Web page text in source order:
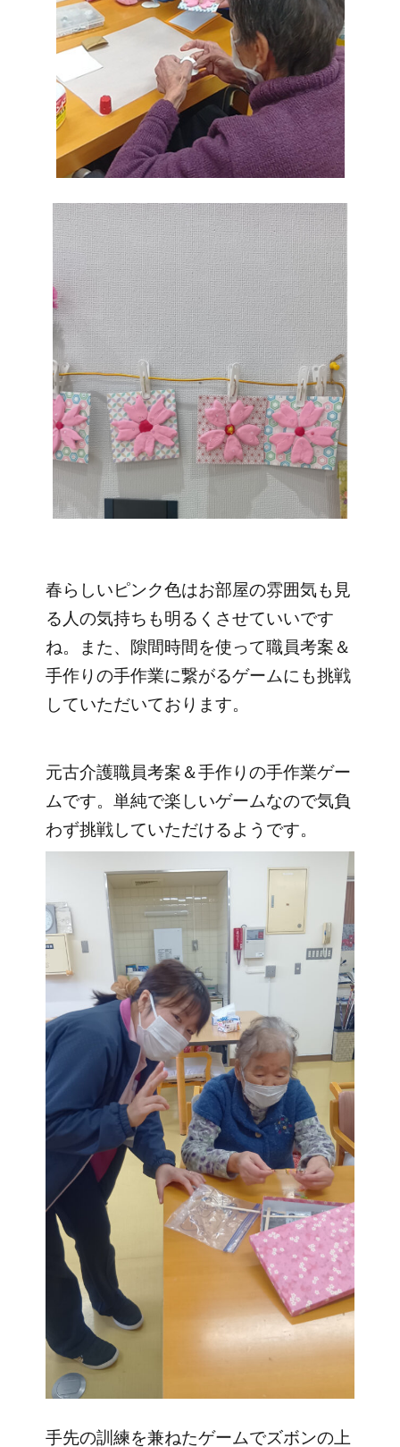
春らしいピンク色はお部屋の雰囲気も見
る人の気持ちも明るくさせていいです
ね。
また、隙間時間を使って職員考案＆
手作りの手作業に繋がるゲームにも挑戦
していただいております。
元古介護職員考案＆手作りの手作業ゲー
ムです。単純で楽しいゲームなので気負
わず挑戦していただけるようです。
手先の訓練を兼ねたゲームでズボンの上